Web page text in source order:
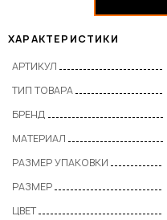
ХАРАКТЕРИСТИКИ
АРТИКУЛ
ТИП ТОВАРА
БРЕНД
МАТЕРИАЛ
РАЗМЕР УПАКОВКИ
РАЗМЕР
ЦВЕТ